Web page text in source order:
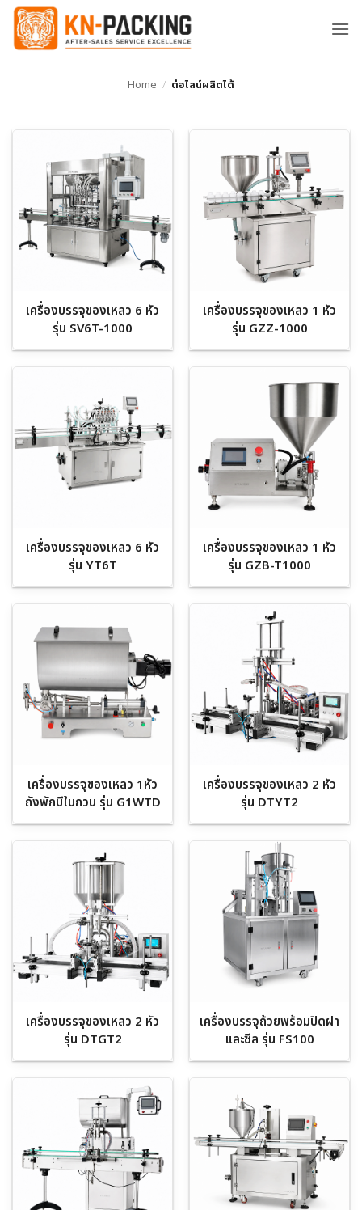
ข้าม
ยัง
Home / ต่อไลน์ผลิตได้
เครื่องบรรจุของเหลว 6 หัว
รุ่น SV6T-1000
เครื่องบรรจุของเหลว 1 หัว
รุ่น GZZ-1000
เครื่องบรรจุของเหลว 6 หัว
รุ่น YT6T
เครื่องบรรจุของเหลว 1 หัว
รุ่น GZB-T1000
เครื่องบรรจุของเหลว 1หัว
ถังพักมีใบกวน รุ่น G1WTD
เครื่องบรรจุของเหลว 2 หัว
รุ่น DTYT2
เครื่องบรรจุของเหลว 2 หัว
รุ่น DTGT2
เครื่องบรรจุถ้วยพร้อมปิดฝา
และซีล รุ่น FS100